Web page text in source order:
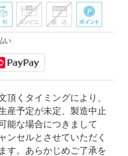
い
くタイミングにより、
産予定が未定、製造中止
能な場合につきまして
ンセルとさせていただく
す。あらかじめご了承を